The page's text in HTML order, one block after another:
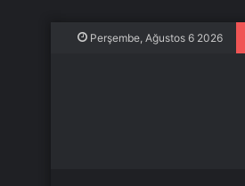
Perşembe, Ağustos 6 2026